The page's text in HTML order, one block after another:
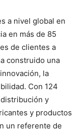
a nivel global en
en más de 85
de clientes a
construido una
la
Con 124
y
y productos
un referente de